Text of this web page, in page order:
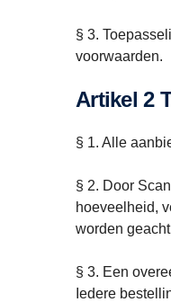
§ 3.
voorwaarden.
Artikel
§ 1. Alle
§ 2. Door
hoeveelheid,
worden
§ 3. Een
Iedere